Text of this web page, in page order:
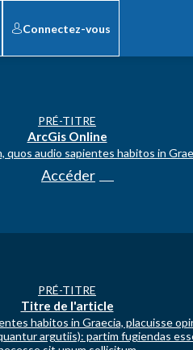
Connectez-vous
PRÉ-TITRE
ArcGis Online
quos audio sapientes habitos in
Accéder
PRÉ-TITRE
Titre de l'article
habitos in Graecia, placuisse
argutiis): partim fugiendas